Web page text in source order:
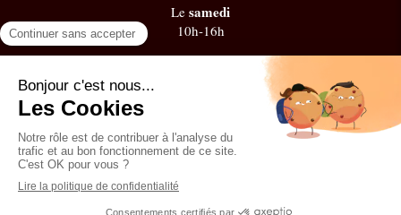
Le samedi
10h-16h
Google
101 avis
Contacter Zest' de Flow